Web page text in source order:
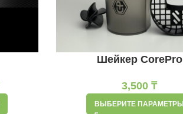
Шейкер CorePro
3,500₸
ВЫБЕРИТЕ ПАРАМЕТРЫ